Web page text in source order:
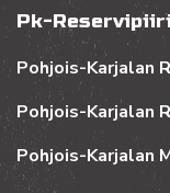
Pk-
Pohjois-Karjalan
Pohjois-Karjalan
Pohjois-Karjalan